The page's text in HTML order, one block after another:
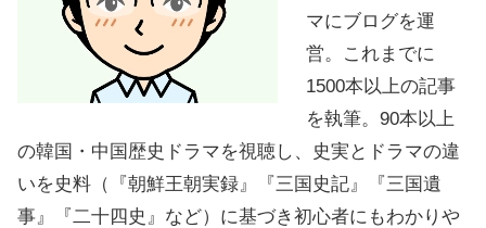
マにブログを運
営。これまでに
1500本以上の記事
を執筆。90本以上
の韓国・中国歴史ドラマを視聴し、史実とドラマの違
いを史料（『朝鮮王朝実録』『三国史記』『三国遺
事』『二十四史』など）に基づき初心者にもわかりや